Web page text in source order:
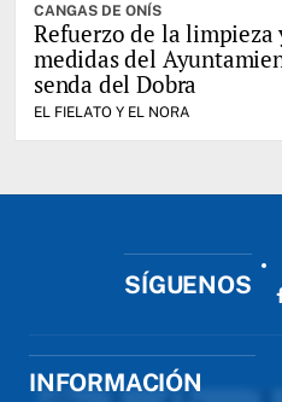
CANGAS DE ONÍS
Refuerzo de la
medidas del
senda del Dobra
EL FIELATO Y EL NORA
SÍGUENOS
INFORMACIÓN